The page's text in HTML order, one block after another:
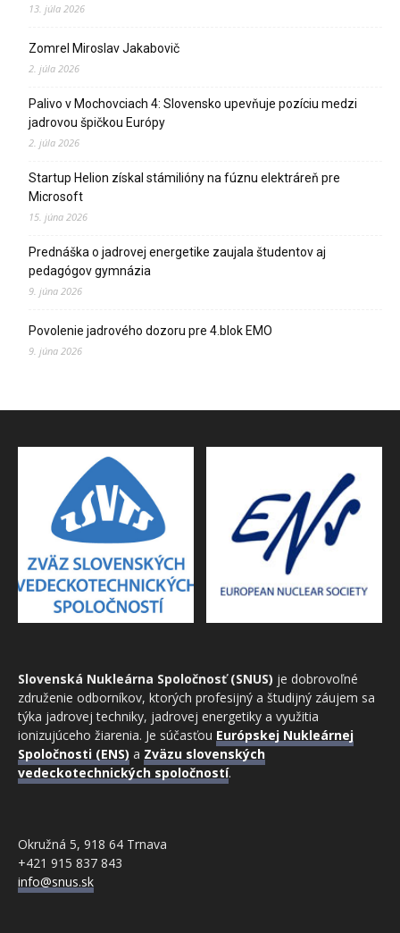
13. júla 2026
Zomrel Miroslav Jakabovič
2. júla 2026
Palivo v Mochovciach 4: Slovensko upevňuje pozíciu medzi
jadrovou špičkou Európy
2. júla 2026
Startup Helion získal stámilióny na fúznu elektráreň pre
Microsoft
15. júna 2026
Prednáška o jadrovej energetike zaujala študentov aj
pedagógov gymnázia
9. júna 2026
Povolenie jadrového dozoru pre 4.blok EMO
9. júna 2026
Slovenská Nukleárna Spoločnosť (SNUS) je dobrovoľné
združenie odborníkov, ktorých profesijný a študijný záujem sa
týka jadrovej techniky, jadrovej energetiky a využitia
ionizujúceho žiarenia. Je súčasťou Európskej Nukleárnej
Spoločnosti (ENS) a Zväzu slovenských
vedeckotechnických spoločností.
Okružná 5, 918 64 Trnava
+421 915 837 843
info@snus.sk